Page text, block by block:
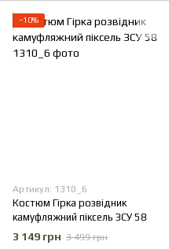
−10%
Артикул: 1310_6
Костюм Гірка розвідник
камуфляжний піксель ЗСУ 58
3 149 грн 3 499 грн